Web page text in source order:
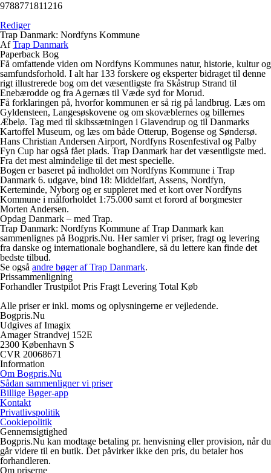
9788771811216
Rediger
Trap Danmark: Nordfyns Kommune
AfTrap Danmark
Paperback Bog
Få omfattende viden om Nordfyns Kommunes natur, historie, kultur og
samfundsforhold. I alt har 133 forskere og eksperter bidraget til denne
rigt illustrerede bog om det væsentligste fra Skåstrup Strand til
Enebærodde og fra Agernæs til Væde syd for Morud.
Få forklaringen på, hvorfor kommunen er så rig på landbrug. Læs om
Gyldensteen, Langesøskovene og om skovæblernes og billernes
Æbelø. Tag med til skibssætningen i Glavendrup og til Danmarks
Kartoffel Museum, og læs om både Otterup, Bogense og Søndersø.
Hans Christian Andersen Airport, Nordfyns Rosenfestival og Palby
Fyn Cup har også fået plads. Trap Danmark har det væsentligste med.
Fra det mest almindelige til det mest specielle.
Bogen er baseret på indholdet om Nordfyns Kommune i Trap
Danmark 6. udgave, bind 18: Middelfart, Assens, Nordfyn,
Kerteminde, Nyborg og er suppleret med et kort over Nordfyns
Kommune i målforholdet 1:75.000 samt et forord af borgmester
Morten Andersen.
Opdag Danmark – med Trap.
Trap Danmark: Nordfyns Kommune af Trap Danmark kan
sammenlignes på Bogpris.Nu. Her samler vi priser, fragt og levering
fra danske og internationale boghandlere, så du lettere kan finde det
bedste tilbud.
Se også andre bøger af Trap Danmark.
Prissammenligning
Forhandler Trustpilot Pris Fragt Levering Total Køb
Alle priser er inkl. moms og oplysningerne er vejledende.
Bogpris.Nu
Udgives af Imagix
Amager Strandvej 152E
2300 København S
CVR 20068671
Information
Om Bogpris.Nu
Sådan sammenligner vi priser
Billige Bøger-app
Kontakt
Privatlivspolitik
Cookiepolitik
Gennemsigtighed
Bogpris.Nu kan modtage betaling pr. henvisning eller provision, når du
går videre til en butik. Det påvirker ikke den pris, du betaler hos
forhandleren.
Om priserne